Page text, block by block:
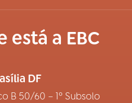
está a EBC
DF
B 50/60 – 1º Subsolo